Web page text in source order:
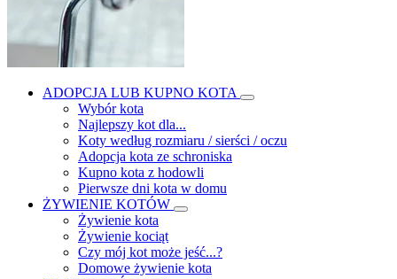
ADOPCJA LUB KUPNO KOTA
Wybór kota
Najlepszy kot dla...
Koty według rozmiaru / sierści / oczu
Adopcja kota ze schroniska
Kupno kota z hodowli
Pierwsze dni kota w domu
ŻYWIENIE KOTÓW
Żywienie kota
Żywienie kociąt
Czy mój kot może jeść...?
Domowe żywienie kota